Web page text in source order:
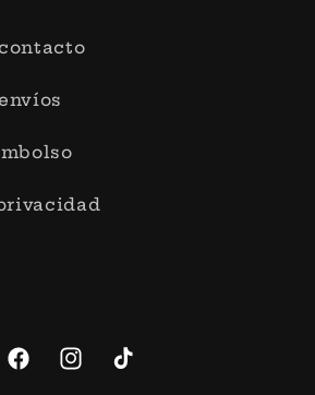
FacebookInstagram
TikTok